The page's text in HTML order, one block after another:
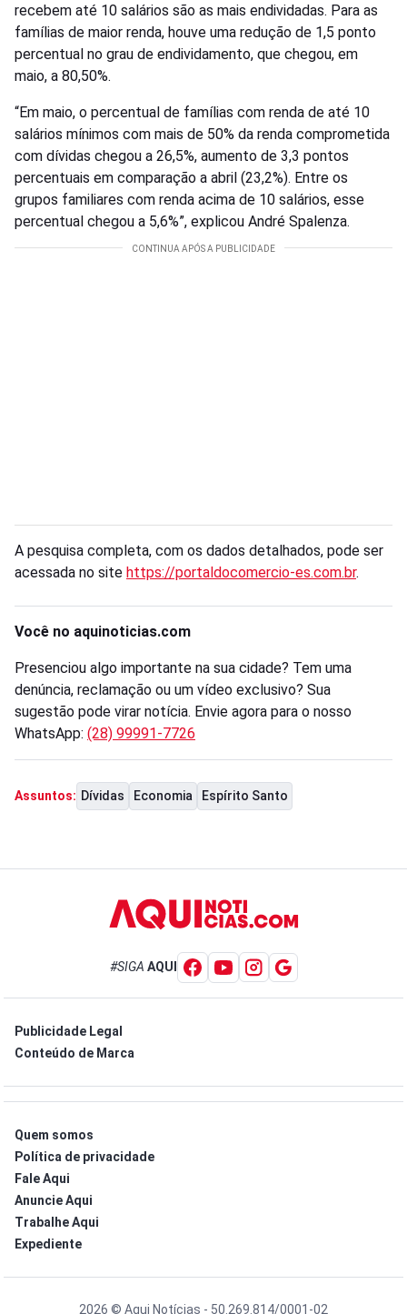
recebem até 10 salários são as mais endividadas. Para as
famílias de maior renda, houve uma redução de 1,5 ponto
percentual no grau de endividamento, que chegou, em
maio, a 80,50%.
“Em maio, o percentual de famílias com renda de até 10
salários mínimos com mais de 50% da renda comprometida
com dívidas chegou a 26,5%, aumento de 3,3 pontos
percentuais em comparação a abril (23,2%). Entre os
grupos familiares com renda acima de 10 salários, esse
percentual chegou a 5,6%”, explicou André Spalenza.
A pesquisa completa, com os dados detalhados, pode ser
acessada no site https://portaldocomercio-es.com.br.
Você no aquinoticias.com
Presenciou algo importante na sua cidade? Tem uma
denúncia, reclamação ou um vídeo exclusivo? Sua
sugestão pode virar notícia. Envie agora para o nosso
WhatsApp: (28) 99991-7726
Assuntos: Dívidas Economia Espírito Santo
#SIGA AQUI
Publicidade Legal
Conteúdo de Marca
Quem somos
Política de privacidade
Fale Aqui
Anuncie Aqui
Trabalhe Aqui
Expediente
2026 © Aqui Notícias - 50.269.814/0001-02